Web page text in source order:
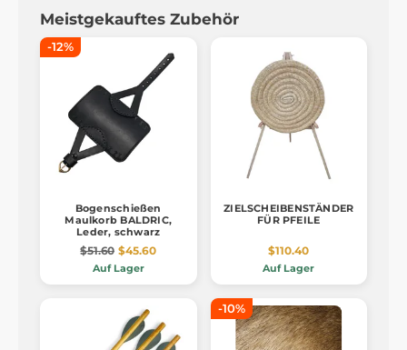
Meistgekauftes Zubehör
-12%
Bogenschießen
Maulkorb BALDRIC,
Leder, schwarz
$51.60 $45.60
Auf Lager
ZIELSCHEIBENSTÄNDER
FÜR PFEILE
$110.40
Auf Lager
-10%